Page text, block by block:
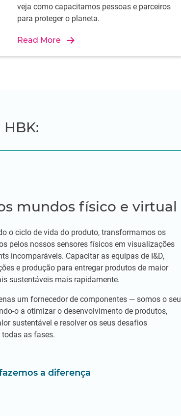
veja como capacitamos pessoas e parceiros
para proteger o planeta.
Read More
HBK:
mundos físico e virtual
o ciclo de vida do produto, transformamos os
pelos nossos sensores físicos em visualizações
incomparáveis. Capacitar as equipas de I&D,
e produção para entregar produtos de maior
sustentáveis mais rapidamente.
um fornecedor de componentes — somos o seu
o a otimizar o desenvolvimento de produtos,
sustentável e resolver os seus desafios
as fases.
a diferença